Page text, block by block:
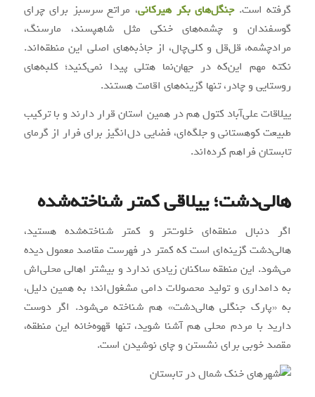
گرفته است.جنگل‌های بکر هیرکانی، مراتع سرسبز برای چرای
گوسفندان و چشمه‌های خنکی مثل شاهپسند، مارسنگ،
مرادچشمه، قل‌قل و کلی‌چال، از جاذبه‌های اصلی این منطقه‌اند.
نکته مهم این‌که در جهان‌نما هتلی پیدا نمی‌کنید؛ کلبه‌های
روستایی و چادر، تنها گزینه‌های اقامت هستند.
ییلاقات علی‌آباد کتول هم در همین استان قرار دارند و با ترکیب
طبیعت کوهستانی و جلگه‌ای، فضایی دل‌انگیز برای فرار از گرمای
تابستان فراهم کرده‌اند.
هالی‌دشت؛ ییلاقی کمتر شناخته‌شده
اگر دنبال منطقه‌ای خلوت‌تر و کمتر شناخته‌شده هستید،
هالی‌دشت گزینه‌ای است که کمتر در فهرست مقاصد معمول دیده
می‌شود. این منطقه ساکنان زیادی ندارد و بیشتر اهالی محلی‌اش
به دامداری و تولید محصولات دامی مشغول‌اند؛ به همین دلیل،
به «پارک جنگلی هالی‌دشت» هم شناخته می‌شود. اگر دوست
دارید با مردم محلی هم آشنا شوید، تنها قهوه‌خانه این منطقه،
مقصد خوبی برای نشستن و چای نوشیدن است.